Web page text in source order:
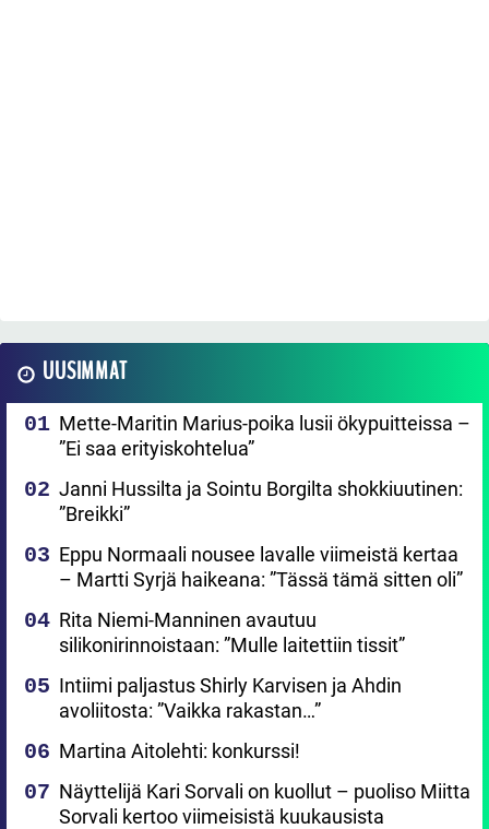
UUSIMMAT
Mette-Maritin Marius-poika lusii ökypuitteissa –
”Ei saa erityiskohtelua”
Janni Hussilta ja Sointu Borgilta shokkiuutinen:
”Breikki”
Eppu Normaali nousee lavalle viimeistä kertaa
– Martti Syrjä haikeana: ”Tässä tämä sitten oli”
Rita Niemi-Manninen avautuu
silikonirinnoistaan: ”Mulle laitettiin tissit”
Intiimi paljastus Shirly Karvisen ja Ahdin
avoliitosta: ”Vaikka rakastan…”
Martina Aitolehti: konkurssi!
Näyttelijä Kari Sorvali on kuollut – puoliso Miitta
Sorvali kertoo viimeisistä kuukausista